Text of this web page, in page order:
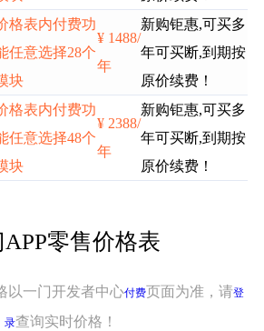
格表内付费功
任意选择28个
块
¥ 1488/
年
新购钜惠,可买多
年可买断,到期按
原价续费！
格表内付费功
任意选择48个
块
¥ 2388/
年
新购钜惠,可买多
年可买断,到期按
原价续费！
APP零售价格表
以一门开发者中心付费页面为准，请登
录查询实时价格！